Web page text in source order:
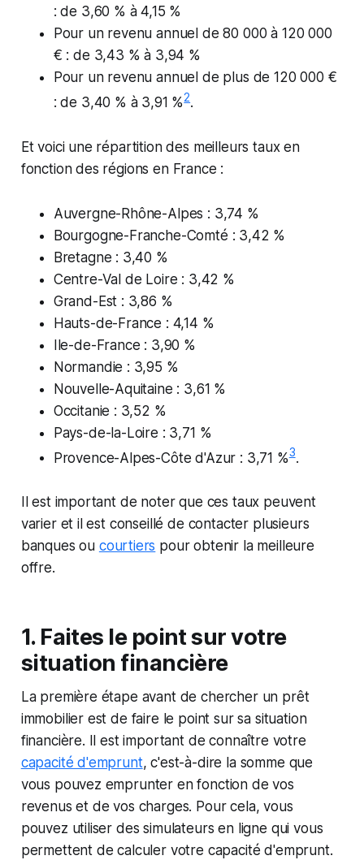
: de 3,60 % à 4,15 %
Pour un revenu annuel de 80 000 à 120 000
€ : de 3,43 % à 3,94 %
Pour un revenu annuel de plus de 120 000 €
: de 3,40 % à 3,91 %​2​.
Et voici une répartition des meilleurs taux en
fonction des régions en France :
Auvergne-Rhône-Alpes : 3,74 %
Bourgogne-Franche-Comté : 3,42 %
Bretagne : 3,40 %
Centre-Val de Loire : 3,42 %
Grand-Est : 3,86 %
Hauts-de-France : 4,14 %
Ile-de-France : 3,90 %
Normandie : 3,95 %
Nouvelle-Aquitaine : 3,61 %
Occitanie : 3,52 %
Pays-de-la-Loire : 3,71 %
Provence-Alpes-Côte d'Azur : 3,71 %​3​.
Il est important de noter que ces taux peuvent
varier et il est conseillé de contacter plusieurs
banques ou courtiers pour obtenir la meilleure
offre.
1. Faites le point sur votre
situation financière
La première étape avant de chercher un prêt
immobilier est de faire le point sur sa situation
financière. Il est important de connaître votre
capacité d'emprunt, c'est-à-dire la somme que
vous pouvez emprunter en fonction de vos
revenus et de vos charges. Pour cela, vous
pouvez utiliser des simulateurs en ligne qui vous
permettent de calculer votre capacité d'emprunt.